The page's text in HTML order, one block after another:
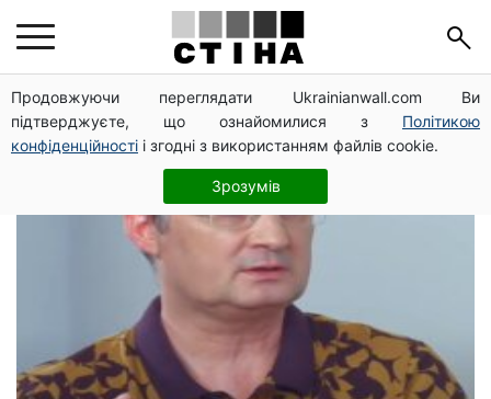
Продовжуючи переглядати Ukrainianwall.com Ви
підтверджуєте, що ознайомилися з Політикою
конфіденційності і згодні з використанням файлів cookie.
Зрозумів
программа